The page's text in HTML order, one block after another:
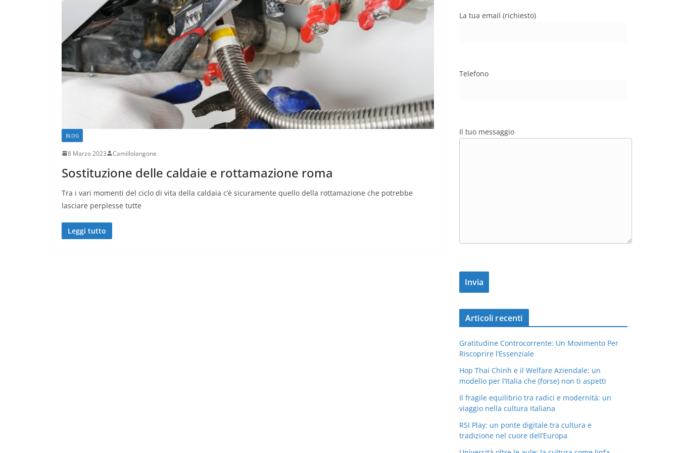
BLOG
8 Marzo 2023 Camillolangone
Sostituzione delle caldaie e rottamazione roma
Tra i vari momenti del ciclo di vita della caldaia c’è sicuramente quello della rottamazione che potrebbe
lasciare perplesse tutte
Leggi tutto
La tua email (richiesto)
Telefono
Il tuo messaggio
Articoli recenti
Gratitudine Controcorrente: Un Movimento Per
Riscoprire l’Essenziale
Hop Thai Chinh e il Welfare Aziendale: un
modello per l’Italia che (forse) non ti aspetti
Il fragile equilibrio tra radici e modernità: un
viaggio nella cultura italiana
RSI Play: un ponte digitale tra cultura e
tradizione nel cuore dell’Europa